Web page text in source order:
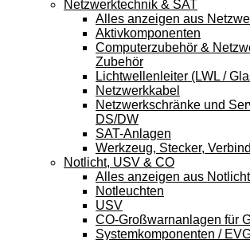
Netzwerktechnik & SAT
Alles anzeigen aus
Aktivkomponenten
Computerzubehör &
Zubehör
Lichtwellenleiter (LWL /
Netzwerkkabel
Netzwerkschränke und
DS/DW
SAT-Anlagen
Werkzeug, Stecker,
Notlicht, USV & CO
Alles anzeigen aus
Notleuchten
USV
CO-Großwarnanlagen für
Systemkomponenten /